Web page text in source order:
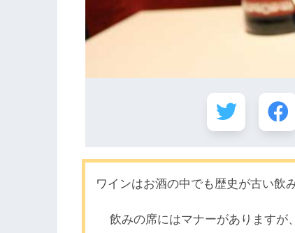
ワインはお酒の中でも歴史が古い飲
飲みの席にはマナーがありますが